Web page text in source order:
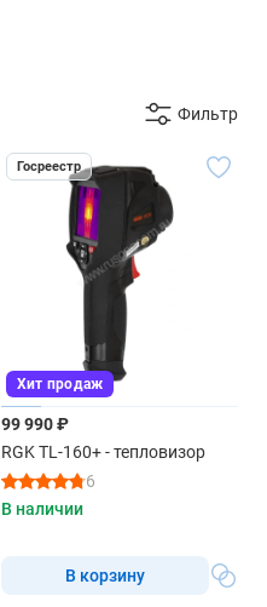
Фильтр
Госреестр
Хит продаж
99 990 ₽
RGK TL-160+ - тепловизор
6
В наличии
В корзину